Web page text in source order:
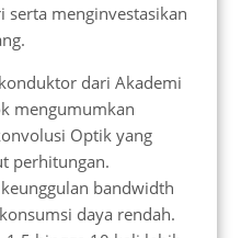
serta menginvestasikan
dari Akademi
mengumumkan
Optik yang
perhitungan.
bandwidth
daya rendah.